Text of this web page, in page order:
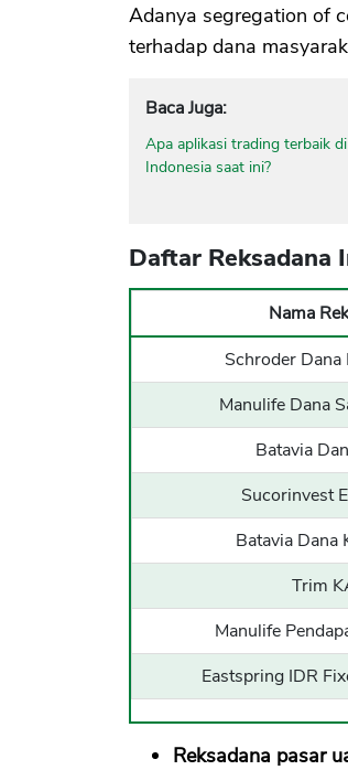
Adanya segregation of
terhadap dana
Baca Juga:
Apa aplikasi trading terbaik di
Indonesia saat ini?
Daftar Reksadana
Nama
Schroder Dana
Manulife Dana
Batavia
Sucorinvest
Batavia Dana
Trim
Manulife
Eastspring IDR
Reksadana pasar